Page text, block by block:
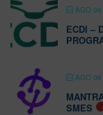
AGO
ECDI –
AGO
SMES